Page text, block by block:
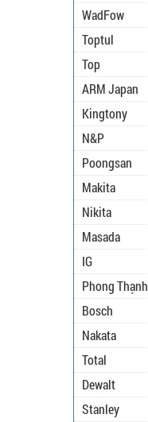
WadFow
Toptul
Top
ARM Japan
Kingtony
N&P
Poongsan
Makita
Nikita
Masada
IG
Phong Thạnh
Bosch
Nakata
Total
Dewalt
Stanley